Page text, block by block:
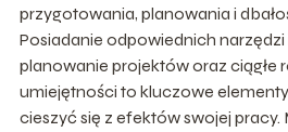
przygotowania, planowania i
Posiadanie odpowiednich narzędzi
planowanie projektów oraz ciągłe
umiejętności to kluczowe
cieszyć się z efektów swojej